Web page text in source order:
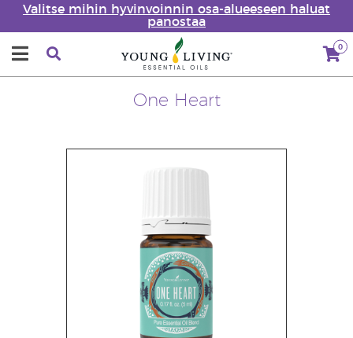
Valitse mihin hyvinvoinnin osa-alueeseen haluat
panostaa
0
One Heart